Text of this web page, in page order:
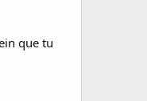
que tu